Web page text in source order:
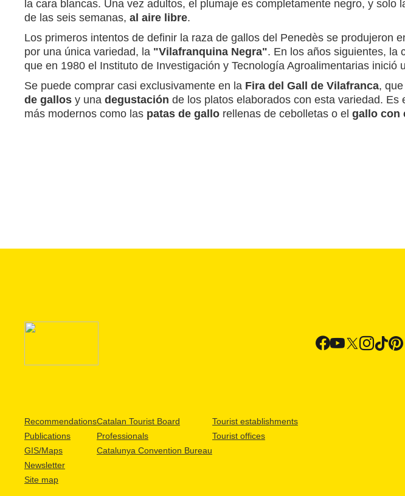
la cara blancas. Una vez adultos, el plumaje es completamente negro, y
de las seis semanas, al aire libre.
Los primeros intentos de definir la raza de gallos del Penedès se produjeron
por una única variedad, la "Vilafranquina Negra". En los años siguientes, la
que en 1980 el Instituto de Investigación y Tecnología Agroalimentarias inició
Se puede comprar casi exclusivamente en la Fira del Gall de Vilafranca,
de gallos y una degustación de los platos elaborados con esta variedad. Es
más modernos como las patas de gallo rellenas de cebolletas o el gallo con
Recommendations
Publications
GIS/Maps
Newsletter
Site map
Catalan Tourist Board
Professionals
Catalunya Convention Bureau
Tourist establishments
Tourist offices